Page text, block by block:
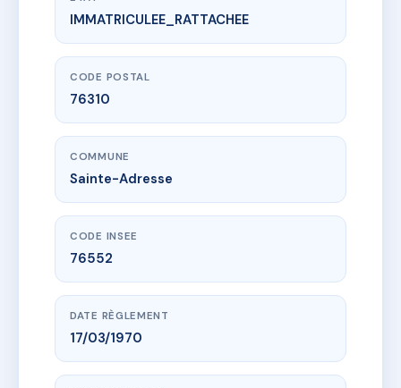
www.vme.plus/AC6627269
28 CLAUDE MONET
28 r claude monet
IMMATRICULEE_RATTACHEE
CODE POSTAL
76310
COMMUNE
Sainte-Adresse
CODE INSEE
76552
DATE RÈGLEMENT
17/03/1970